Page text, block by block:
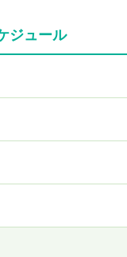
ジュール